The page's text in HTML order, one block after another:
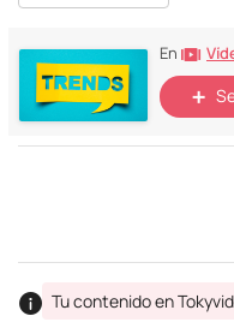
En
Tu contenido en